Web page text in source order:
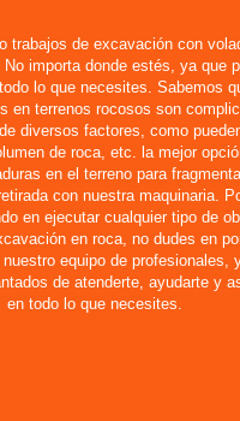
trabajos de excavación con
importa donde estés, ya que
lo que necesites. Sabemos
en terrenos rocosos son
diversos factores, como
de roca, etc. la mejor
en el terreno para
con nuestra maquinaria.
en ejecutar cualquier tipo de
en roca, no dudes en
equipo de profesionales,
de atenderte, ayudarte y
en todo lo que necesites.